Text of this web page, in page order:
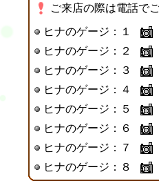
ご来店の際は電話で
ヒナのゲージ：１
ヒナのゲージ：２
ヒナのゲージ：３
ヒナのゲージ：４
ヒナのゲージ：５
ヒナのゲージ：６
ヒナのゲージ：７
ヒナのゲージ：８